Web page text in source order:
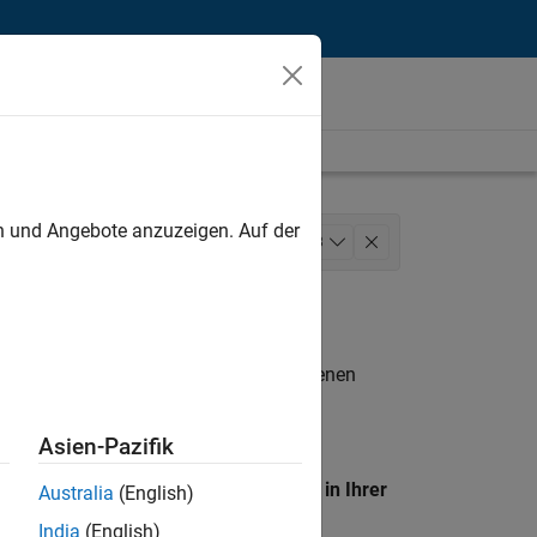
Communications 3
. Wenn Sie noch immer keine offenen
unseres
Standort, um alle Stellenangebote in Ihrer
Angebote anzuzeigen. Auf der
Asien-Pazifik
Australia (English)
India (English)